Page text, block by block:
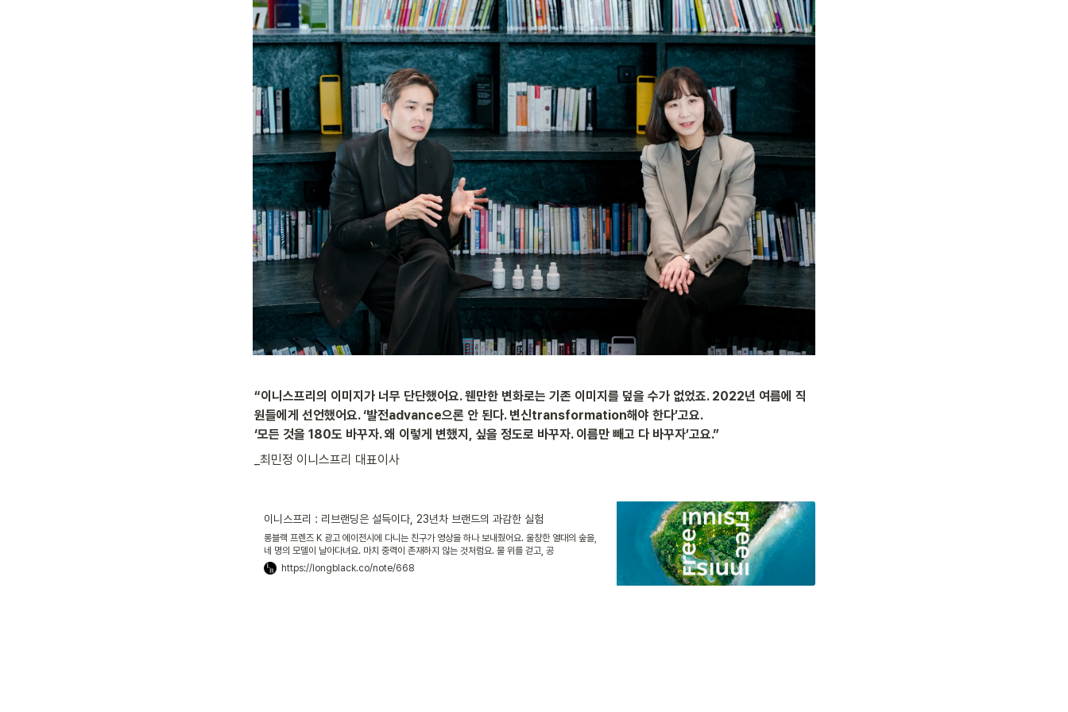
“이니스프리의 이미지가 너무 단단했어요. 웬만한 변화로는 기존 이미지를 덮을 수가 없었죠. 2022년 여름에 직
원들에게 선언했어요. ‘발전advance으론 안 된다. 변신transformation해야 한다’고요.
‘모든 것을 180도 바꾸자. 왜 이렇게 변했지, 싶을 정도로 바꾸자. 이름만 빼고 다 바꾸자’고요.”
_최민정 이니스프리 대표이사
이니스프리 : 리브랜딩은 설득이다, 23년차 브랜드의 과감한 실험
롱블랙 프렌즈 K 광고 에이전시에 다니는 친구가 영상을 하나 보내줬어요. 울창한 열대의 숲을,
네 명의 모델이 날아다녀요. 마치 중력이 존재하지 않는 것처럼요. 물 위를 걷고, 공
https://longblack.co/note/668